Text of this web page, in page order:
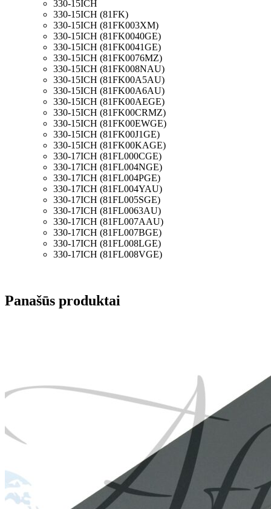
330-15ICH
330-15ICH (81FK)
330-15ICH (81FK003XM)
330-15ICH (81FK0040GE)
330-15ICH (81FK0041GE)
330-15ICH (81FK0076MZ)
330-15ICH (81FK008NAU)
330-15ICH (81FK00A5AU)
330-15ICH (81FK00A6AU)
330-15ICH (81FK00AEGE)
330-15ICH (81FK00CRMZ)
330-15ICH (81FK00EWGE)
330-15ICH (81FK00J1GE)
330-15ICH (81FK00KAGE)
330-17ICH (81FL000CGE)
330-17ICH (81FL004NGE)
330-17ICH (81FL004PGE)
330-17ICH (81FL004YAU)
330-17ICH (81FL005SGE)
330-17ICH (81FL0063AU)
330-17ICH (81FL007AAU)
330-17ICH (81FL007BGE)
330-17ICH (81FL008LGE)
330-17ICH (81FL008VGE)
Panašūs produktai